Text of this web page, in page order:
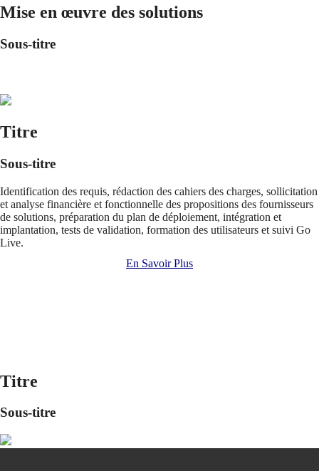
Mise en œuvre des solutions
Sous-titre
Titre
Sous-titre
Identification des requis, rédaction des cahiers des charges, sollicitation
et analyse financière et fonctionnelle des propositions des fournisseurs
de solutions, préparation du plan de déploiement, intégration et
implantation, tests de validation, formation des utilisateurs et suivi Go
Live.
En Savoir Plus
Titre
Sous-titre